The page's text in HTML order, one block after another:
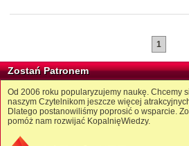
1
Zostań Patronem
Od 2006 roku popularyzujemy naukę. Chcemy
naszym Czytelnikom jeszcze więcej
Dlatego postanowiliśmy poprosić o wsparcie.
pomóż nam rozwijać KopalnięWiedzy.